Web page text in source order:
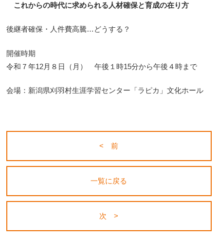
これからの時代に求められる 人材確保と育成の在り方
後継者確保・人件費高騰…どうする？
開催時期
令和７年12月８日（月） 午後１時15分から午後４時まで
会場：新潟県刈羽村生涯学習センター「ラピカ」文化ホール
< 前
一覧に戻る
次 >